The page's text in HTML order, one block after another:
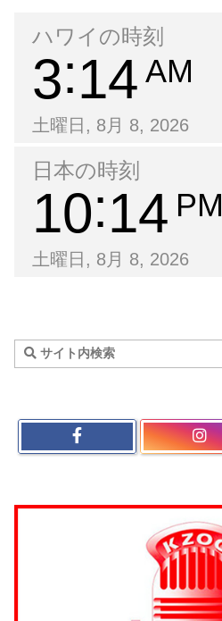
ハワイの時刻
3 14 AM
土曜日, 8月 8, 2026
日本の時刻
10 14 PM
土曜日, 8月 8, 2026